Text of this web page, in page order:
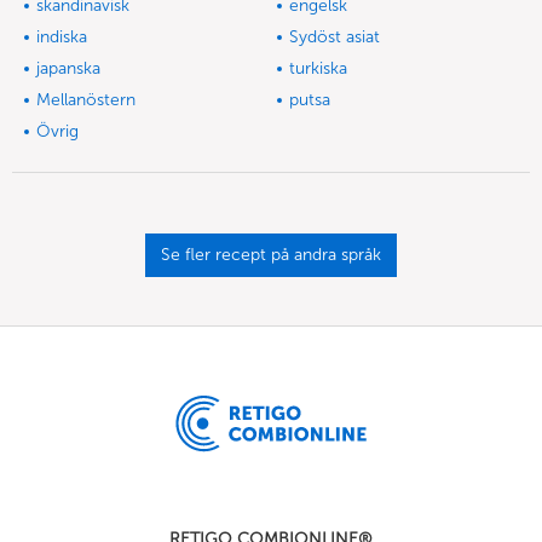
skandinavisk
engelsk
indiska
Sydöst asiat
japanska
turkiska
Mellanöstern
putsa
Övrig
Se fler recept på andra språk